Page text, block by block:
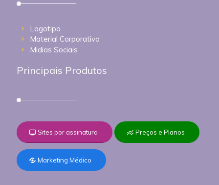
Logotipo
Material Corporativo
Midias Sociais
Principais Produtos
Sites por assinatura Preços e Planos
Marketing Médico